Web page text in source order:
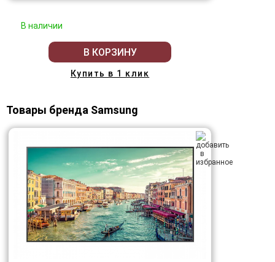
В наличии
В КОРЗИНУ
Купить в 1 клик
Товары бренда Samsung